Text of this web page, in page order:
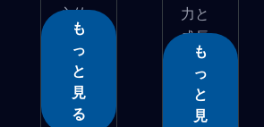
心的
な利...
も
っ
と
見
る
力と
成長
�...
も
っ
と
見